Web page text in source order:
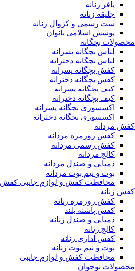
پافر زنانه
جلیقه زنانه
ست رسمی و کژوال زنانه
پوشش اسلامی بانوان
محصولات بچگانه
لباس بچگانه پسرانه
لباس بچگانه دخترانه
کفش بچگانه پسرانه
کفش بچگانه دخترانه
کیف بچگانه پسرانه
کیف بچگانه دخترانه
اکسسوری بچگانه پسرانه
اکسسوری بچگانه دخترانه
کفش مردانه
کفش روزمره مردانه
کفش رسمی مردانه
کالج مردانه
دمپایی و صندل مردانه
بوت و نیم بوت مردانه
محافظت کفش و لوازم جانبی کفش
کفش زنانه
کفش روزمره زنانه
کفش پاشنه بلند
دمپایی و صندل زنانه
کالج زنانه
کفش اداری زنانه
بوت و نیم بوت زنانه
محافظت کفش و لوازم جانبی
محصولات نوجوان